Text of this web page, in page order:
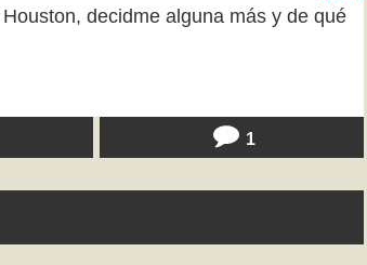
decidme alguna más y de qué
1